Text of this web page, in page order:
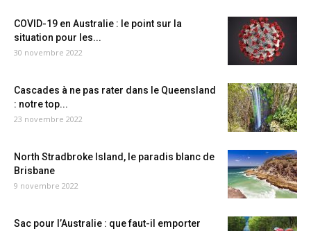
COVID-19 en Australie : le point sur la
situation pour les...
30 novembre 2022
Cascades à ne pas rater dans le Queensland
: notre top...
23 novembre 2022
North Stradbroke Island, le paradis blanc de
Brisbane
9 novembre 2022
Sac pour l’Australie : que faut-il emporter